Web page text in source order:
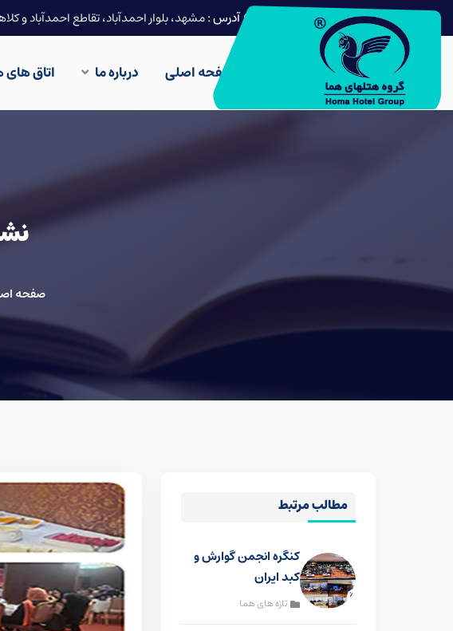
آدرس :مشهد، بلوار احمدآباد، تقاطع احمدآباد و
صفحه اصلی درباره ما اتاق
صفحه
مطالب مرتبط
کنگره انجمن گوارش و
کبد ایران
تازه های هما